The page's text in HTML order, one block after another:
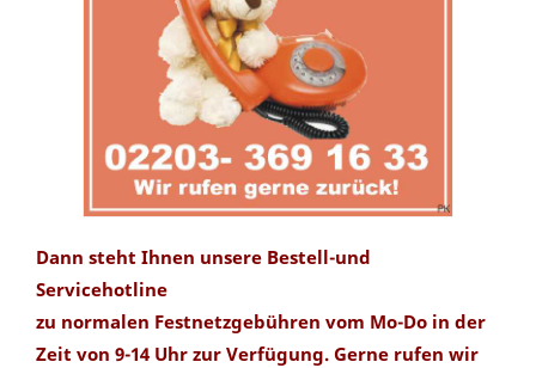
Dann steht Ihnen unsere Bestell-und
Servicehotline
zu normalen Festnetzgebühren vom Mo-Do in der
Zeit von 9-14 Uhr zur Verfügung. Gerne rufen wir